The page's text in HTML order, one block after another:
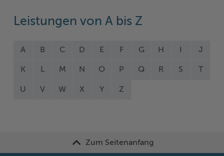
Leistungen von A bis Z
A B C D E F G H J
K L M N O P Q R S
U V W X Y Z
Zum Seitenanfang